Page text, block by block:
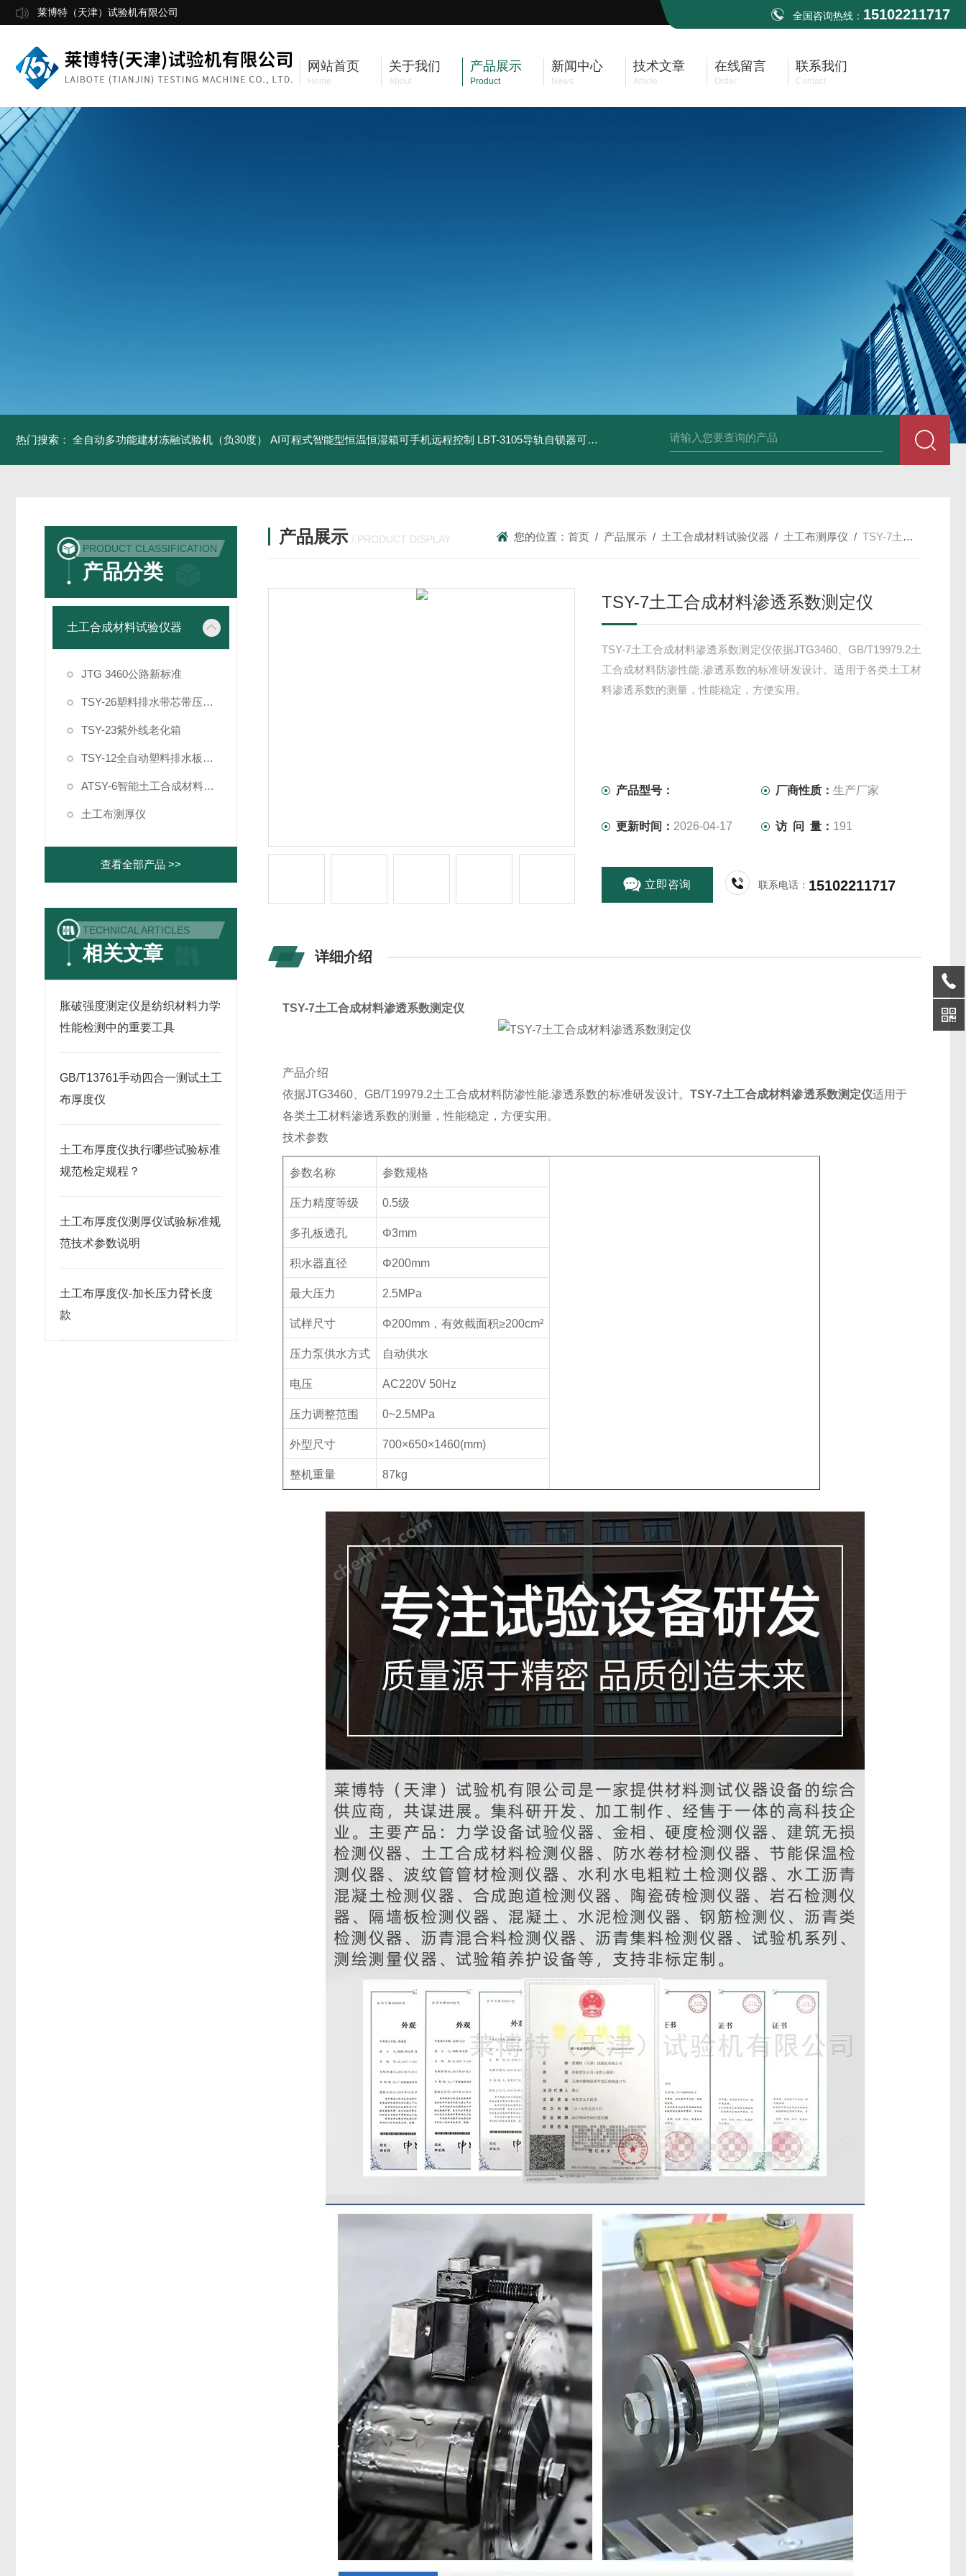
莱博特（天津）试验机有限公司 全国咨询热线： 15102211717
网站首页
Home
关于我们
About
产品展示
Product
新闻中心
News
技术文章
Article
在线留言
Order
联系我们
Contact
热门搜索： 全自动多功能建材冻融试验机（负30度） AI可程式智能型恒温恒湿箱可手机远程控制 LBT-3105导轨自锁器可靠性锁止性能试验机 全自动多功能建材冻融试验机（负50度） TG-17A塑料薄
PRODUCT CLASSIFICATION
产品分类
土工合成材料试验仪器
JTG 3460公路新标准
TSY-26塑料排水带芯带压屈强度试验机
TSY-23紫外线老化箱
TSY-12全自动塑料排水板纵向通水量测定仪
ATSY-6智能土工合成材料制样系统
土工布测厚仪
查看全部产品 >>
TECHNICAL ARTICLES
相关文章
胀破强度测定仪是纺织材料力学
性能检测中的重要工具
GB/T13761手动四合一测试土工
布厚度仪
土工布厚度仪执行哪些试验标准
规范检定规程？
土工布厚度仪测厚仪试验标准规
范技术参数说明
土工布厚度仪-加长压力臂长度
款
产品展示 / PRODUCT DISPLAY 您的位置：首页 / 产品展示 / 土工合成材料试验仪器 / 土工布测厚仪 /TSY-7土工合成材料渗透系数测定仪
TSY-7土工合成材料渗透系数测定仪
TSY-7土工合成材料渗透系数测定仪依据JTG3460、GB/T19979.2土
工合成材料防渗性能.渗透系数的标准研发设计。适用于各类土工材
料渗透系数的测量，性能稳定，方便实用。
产品型号： 厂商性质：生产厂家
更新时间： 2026-04-17 访 问 量： 191
立即咨询 联系电话： 15102211717
详细介绍
TSY-7土工合成材料渗透系数测定仪
产品介绍
依据JTG3460 、GB/T19979.2土工合成材料防渗性能.渗透系数的标准研发设计。 TSY-7土工合成材料渗透系数测定仪适用于
各类土工材料渗透系数的测量，性能稳定，方便实用。
技术参数
参数名称 参数规格
压力精度等级 0.5级
多孔板透孔 Φ3mm
积水器直径 Φ200mm
最大压力 2.5MPa
试样尺寸 Φ200mm ，有效截面积≥200cm²
压力泵供水方式 自动供水
电压 AC220V 50Hz
压力调整范围 0~2.5MPa
外型尺寸 700×650×1460(mm)
整机重量 87kg